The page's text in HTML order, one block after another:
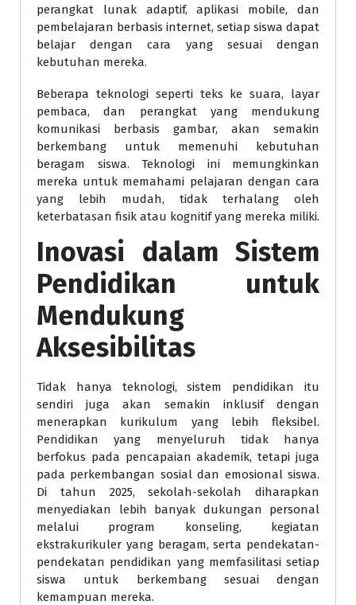
perangkat lunak adaptif, aplikasi mobile, dan
pembelajaran berbasis internet, setiap siswa dapat
belajar dengan cara yang sesuai dengan
kebutuhan mereka.
Beberapa teknologi seperti teks ke suara, layar
pembaca, dan perangkat yang mendukung
komunikasi berbasis gambar, akan semakin
berkembang untuk memenuhi kebutuhan
beragam siswa. Teknologi ini memungkinkan
mereka untuk memahami pelajaran dengan cara
yang lebih mudah, tidak terhalang oleh
keterbatasan fisik atau kognitif yang mereka miliki.
Inovasi dalam Sistem
Pendidikan untuk
Mendukung
Aksesibilitas
Tidak hanya teknologi, sistem pendidikan itu
sendiri juga akan semakin inklusif dengan
menerapkan kurikulum yang lebih fleksibel.
Pendidikan yang menyeluruh tidak hanya
berfokus pada pencapaian akademik, tetapi juga
pada perkembangan sosial dan emosional siswa.
Di tahun 2025, sekolah-sekolah diharapkan
menyediakan lebih banyak dukungan personal
melalui program konseling, kegiatan
ekstrakurikuler yang beragam, serta pendekatan-
pendekatan pendidikan yang memfasilitasi setiap
siswa untuk berkembang sesuai dengan
kemampuan mereka.